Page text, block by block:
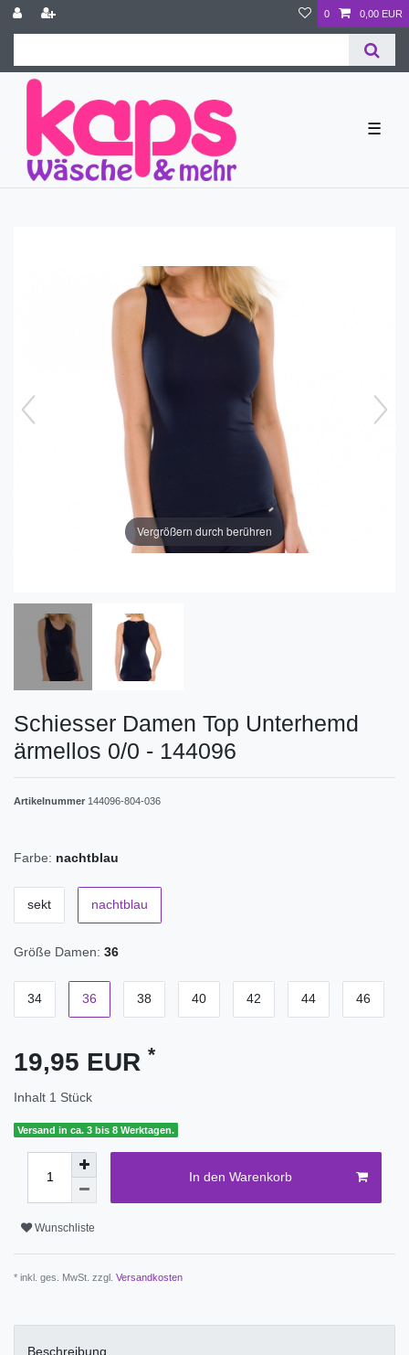
0 0,00 EUR
☰
Vergrößern durch berühren
Schiesser Damen Top Unterhemd
ärmellos 0/0 - 144096
Artikelnummer 144096-804-036
Farbe: nachtblau
sekt nachtblau
Größe Damen: 36
34 36 38 40 42 44 46
19,95 EUR *
Inhalt 1 Stück
Versand in ca. 3 bis 8 Werktagen.
In den Warenkorb
Wunschliste
* inkl. ges. MwSt. zzgl. Versandkosten
Beschreibung